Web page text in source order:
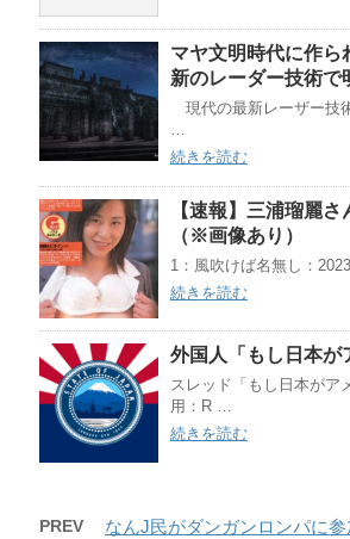
マヤ文明時代に作
新のレーダー技術で
現代の最新レーザー技
…
続きを読む
【速報】三浦瑠麗
（※画像あり）
1：風吹けば名無し：
続きを読む
外国人「もし日本が
スレッド「もし日本がア
用：R …
続きを読む
PREV なんJ民がダンガンロンパに